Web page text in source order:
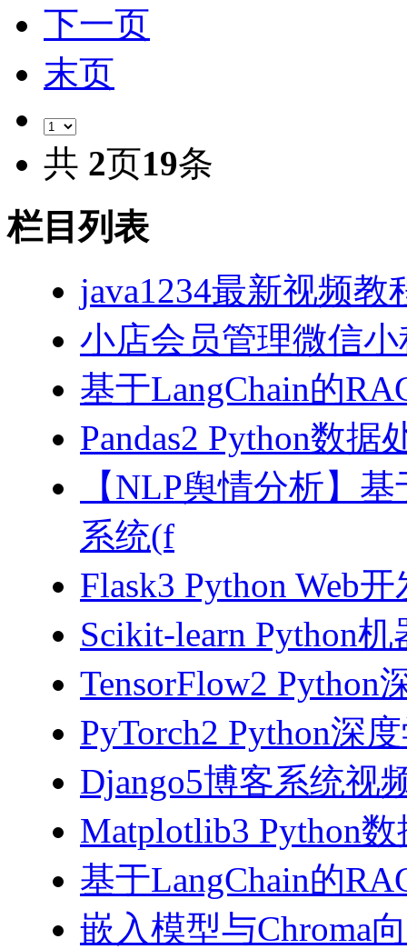
下一页
末页
共 2页19条
栏目列表
java1234最新视频教
小店会员管理微信
基于LangChain的
Pandas2 Python数
【NLP舆情分析】
系统(f
Flask3 Python Web
Scikit-learn Python
TensorFlow2 Python
PyTorch2 Python深
Django5博客系统视
Matplotlib3 Python
基于LangChain的
嵌入模型与Chroma